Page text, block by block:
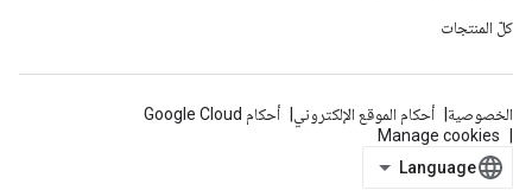
كلّ المنتجات
الخصوصية أحكام الموقع الإلكتروني
أحكام Google Cloud
Manage cookies